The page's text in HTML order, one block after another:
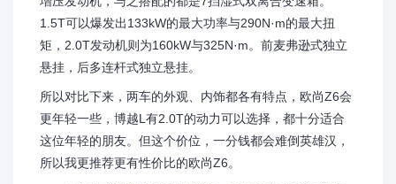
1.5T可以爆发出133kW的最大功率与290N·m的最大扭
矩，2.0T发动机则为160kW与325N·m。前麦弗逊式独立
悬挂，后多连杆式独立悬挂。
所以对比下来，两车的外观、内饰都各有特点，欧尚Z6会
更年轻一些，博越L有2.0T的动力可以选择，都十分适合
这位年轻的朋友。但这个价位，一分钱都会难倒英雄汉，
所以我更推荐更有性价比的欧尚Z6。